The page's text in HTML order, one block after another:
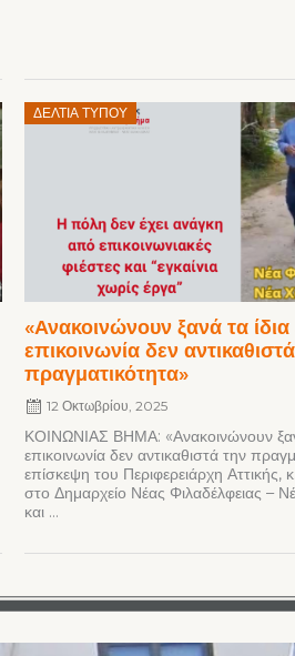
ΔΕΛΤΊΑ ΤΎΠΟΥ
«Ανακοινώνουν ξανά τα
επικοινωνία δεν
πραγματικότητα»
Posted
12 Οκτωβρίου, 2025
ΚΟΙΝΩΝΙΑΣ ΒΗΜΑ: «Ανακοινώνουν
επικοινωνία δεν αντικαθιστά την
επίσκεψη του Περιφερειάρχη Αττικής,
στο Δημαρχείο Νέας Φιλαδέλφειας –
και ...